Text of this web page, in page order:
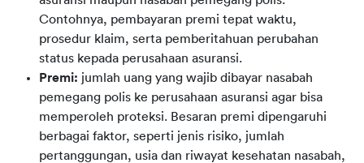
Contohnya, pembayaran premi tepat waktu,
prosedur klaim, serta pemberitahuan perubahan
status kepada perusahaan asuransi.
Premi: jumlah uang yang wajib dibayar nasabah
pemegang polis ke perusahaan asuransi agar bisa
memperoleh proteksi. Besaran premi dipengaruhi
berbagai faktor, seperti jenis risiko, jumlah
pertanggungan, usia dan riwayat kesehatan nasabah,